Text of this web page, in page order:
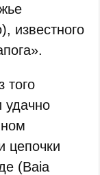
известного
того
удачно
цепочки
(Baia